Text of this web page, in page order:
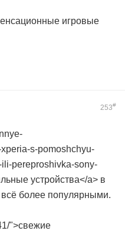
игровые
253#
s-pomoshchyu-
pereproshivka-sony-
устройства</a> в
более популярными.
">свежие